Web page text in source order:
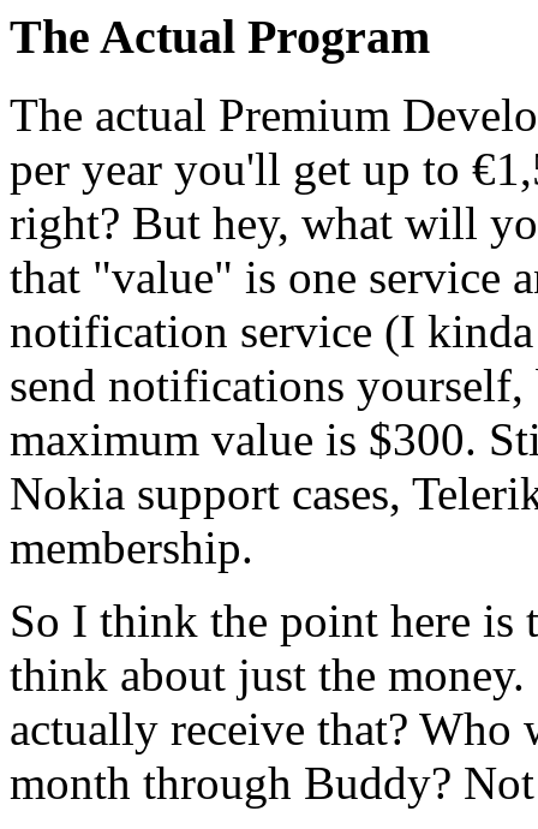
The Actual Program
The actual Premium
per year you'll get up to
right? But hey, what will
that "value" is one service
notification service (I
send notifications
maximum value is $300.
Nokia support cases,
membership.
So I think the point here is
think about just the
actually receive that?
month through Buddy?